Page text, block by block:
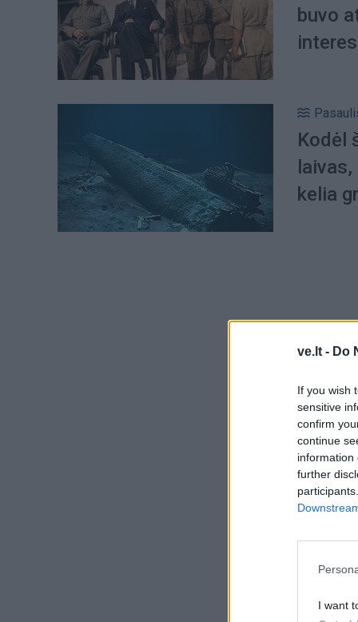
ve.lt - Do
If you wish
sensitive
confirm
continue
information
further
I want
buvo
Kodėl
kelia